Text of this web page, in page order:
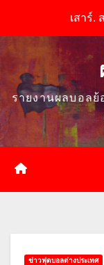
content
เสาร์.
รายงานผลบอล
ข่าวฟุตบอลต่างประเทศ